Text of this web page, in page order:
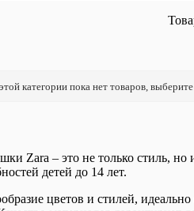
категории пока нет товаров,
Zara – это не только стиль,
детей до 14 лет.
цветов и стилей,